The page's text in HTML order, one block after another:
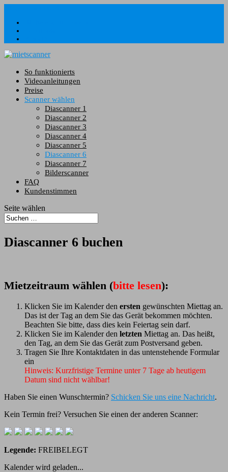
So funktionierts
Videoanleitungen
Preise
Scanner wählen
Diascanner 1
Diascanner 2
Diascanner 3
Diascanner 4
Diascanner 5
Diascanner 6
Diascanner 7
Bilderscanner
FAQ
Kundenstimmen
Seite wählen
Diascanner 6 buchen
Mietzeitraum wählen (bitte lesen):
Klicken Sie im Kalender den ersten gewünschten Miettag an.
Das ist der Tag an dem Sie das Gerät bekommen möchten.
Beachten Sie bitte, dass dies kein Feiertag sein darf.
Klicken Sie im Kalender den letzten Miettag an. Das heißt,
den Tag, an dem Sie das Gerät zum Postversand geben.
Tragen Sie Ihre Kontaktdaten in das untenstehende Formular
ein
Hinweis: Kurzfristige Termine unter 7 Tage ab heutigem
Datum sind nicht wählbar!
Haben Sie einen Wunschtermin? Schicken Sie uns eine Nachricht.
Kein Termin frei? Versuchen Sie einen der anderen Scanner:
Legende: FREIBELEGT
Kalender wird geladen...